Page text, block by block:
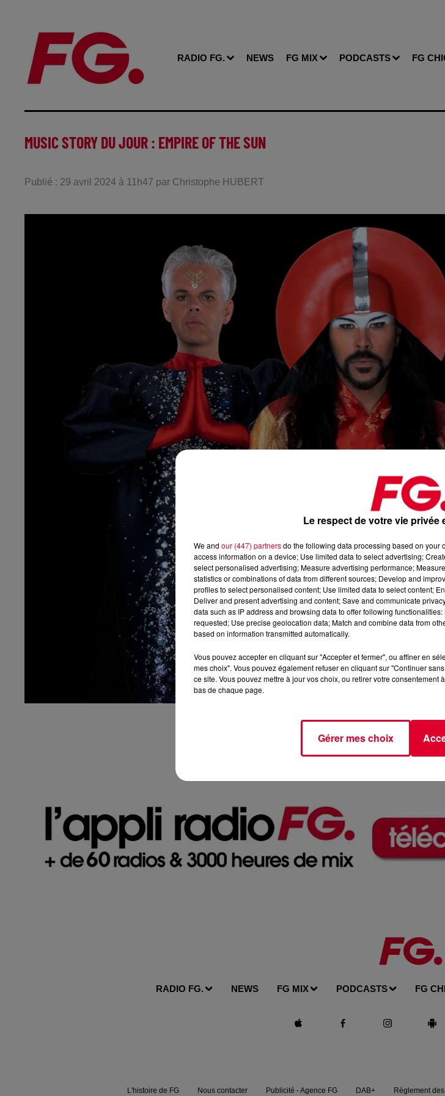
RADIO FG. NEWS FG MIX PODCASTS FG
MUSIC STORY DU JOUR : EMPIRE OF THE SUN
Publié : 29 avril 2024 à 11h47 par Christophe HUBERT
RADIO FG. NEWS FG MIX PODCASTS FG
L'histoire de FG Nous contacter Publicité - Agence FG DAB+ Règlement
Le respect de votre vie privée
We and our (447) partnersdo the following data processing based on your
access information on a device; Use limited data to select advertising;
select personalised advertising; Measure advertising performance;
statistics or combinations of data from different sources; Develop and
profiles to select personalised content; Use limited data to select content;
Deliver and present advertising and content; Save and communicate
data such as IP address and browsing data to offer following
requested; Use precise geolocation data; Match and combine data from
based on information transmitted automatically.
Vous pouvez accepter en cliquant sur "Accepter et fermer", ou affiner en
mes choix". Vous pouvez également refuser en cliquant sur "Continuer
ce site. Vous pouvez mettre à jour vos choix, ou retirer votre consentement
bas de chaque page.
Gérer mes choix